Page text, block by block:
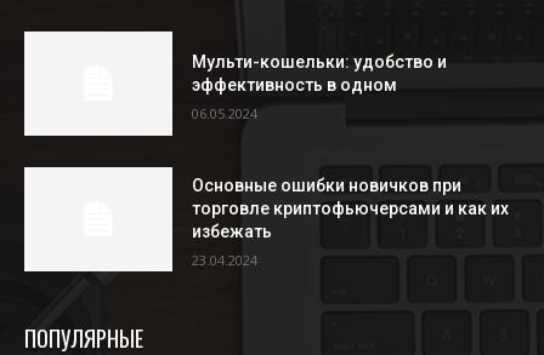
Мульти-кошельки: удобство и
эффективность в одном
06.05.2024
Основные ошибки новичков при
торговле криптофьючерсами и как их
избежать
23.04.2024
ПОПУЛЯРНЫЕ